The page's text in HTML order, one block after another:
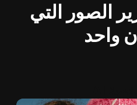
الصور التي
واحد